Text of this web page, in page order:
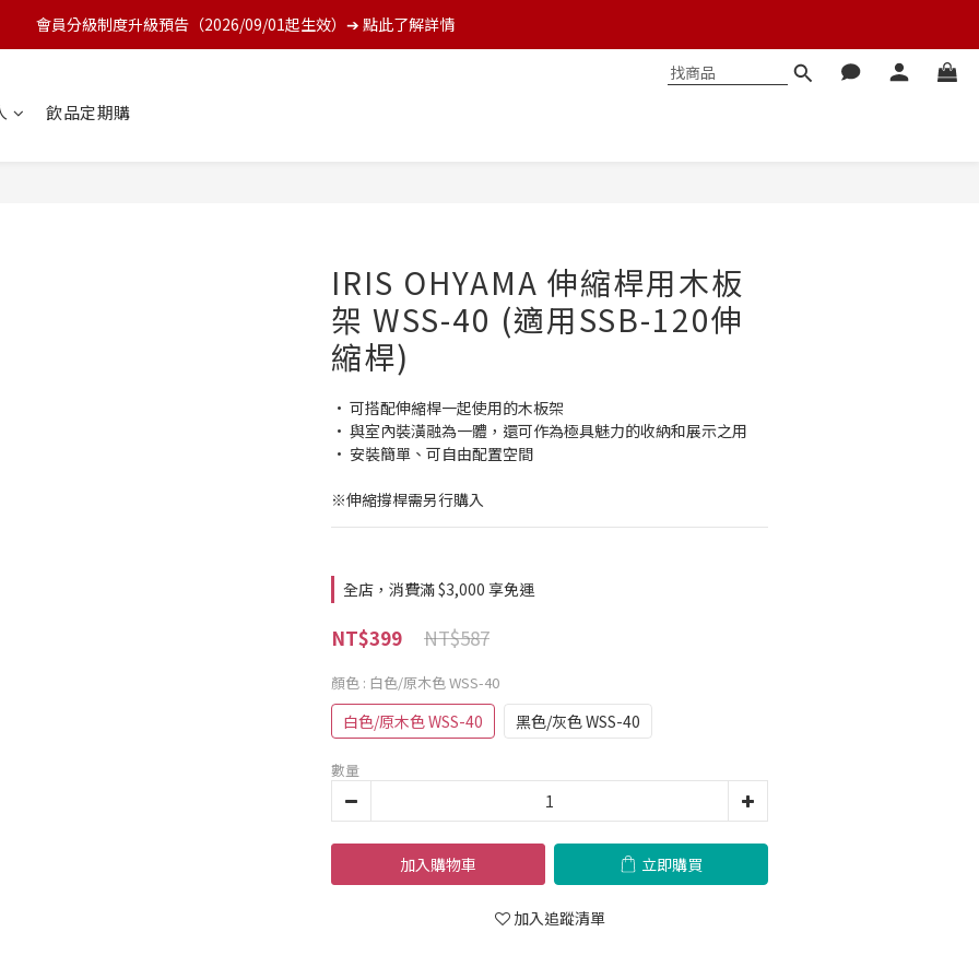
會員分級制度升級預告（2026/09/01起生效）➔ 點此了解詳情
飲品定期購
IRIS OHYAMA 伸縮桿用木板
架 WSS-40 (適用SSB-120伸
縮桿)
• 可搭配伸縮桿一起使用的木板架
• 與室內裝潢融為一體，還可作為極具魅力的收納和展示之用
• 安裝簡單、可自由配置空間
※伸縮撐桿需另行購入
全店，消費滿 $3,000 享免運
NT$587
NT$399
顏色 : 白色/原木色 WSS-40
白色/原木色 WSS-40 黑色/灰色 WSS-40
數量
加入購物車 立即購買
加入追蹤清單